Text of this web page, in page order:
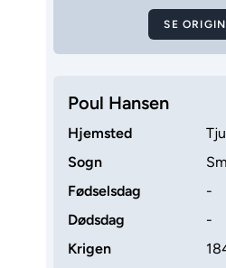
SE
Poul Hansen
Hjemsted
Sogn
Fødselsdag
-
Dødsdag
-
Krigen